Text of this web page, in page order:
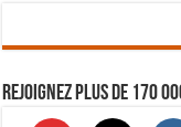
Rejoignez plus de 170